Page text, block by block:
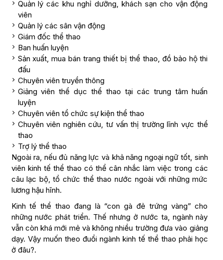
Quản lý các khu nghỉ dưỡng, khách sạn cho vận động
viên
Quản lý các sân vận động
Giám đốc thể thao
Ban huấn luyện
Sản xuất, mua bán trang thiết bị thể thao, đồ bảo hộ thi
đấu
Chuyên viên truyền thông
Giảng viên thể dục thể thao tại các trung tâm huấn
luyện
Chuyên viên tổ chức sự kiện thể thao
Chuyên viên nghiên cứu, tư vấn thị trường lĩnh vực thể
thao
Trợ lý thể thao
Ngoài ra, nếu đủ năng lực và khả năng ngoại ngữ tốt, sinh
viên kinh tế thể thao có thể cân nhắc làm việc trong các
câu lạc bộ, tổ chức thể thao nước ngoài với những mức
lương hậu hĩnh.
Kinh tế thể thao đang là “con gà đẻ trứng vàng” cho
những nước phát triển. Thế nhưng ở nước ta, ngành này
vẫn còn khá mới mẻ và không nhiều trường đưa vào giảng
dạy. Vậy muốn theo đuổi ngành kinh tế thể thao phải học
ở đâu?.